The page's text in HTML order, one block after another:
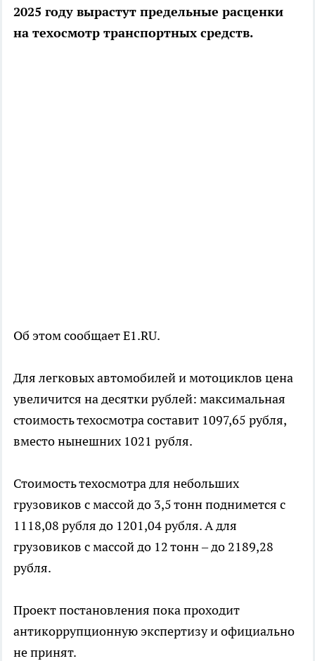
2025 году вырастут предельные расценки
на техосмотр транспортных средств.
Об этом сообщает E1.RU.
Для легковых автомобилей и мотоциклов цена
увеличится на десятки рублей: максимальная
стоимость техосмотра составит 1097,65 рубля,
вместо нынешних 1021 рубля.
Стоимость техосмотра для небольших
грузовиков с массой до 3,5 тонн поднимется с
1118,08 рубля до 1201,04 рубля. А для
грузовиков с массой до 12 тонн – до 2189,28
рубля.
Проект постановления пока проходит
антикоррупционную экспертизу и официально
не принят.